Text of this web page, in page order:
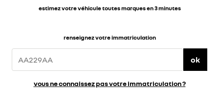
estimez votre véhicule toutes marques en 3 minutes
renseignez votre immatriculation
ok
vous ne connaissez pas votre immatriculation ?